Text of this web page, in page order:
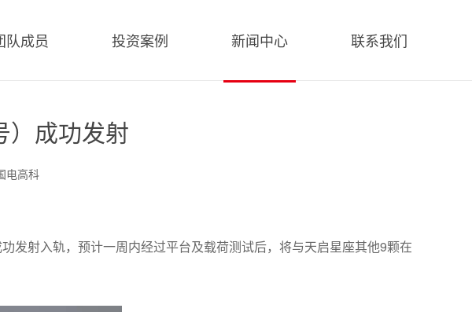
队成员 投资案例 新闻中心 联系我们
）成功发射
电高科
发射入轨，预计一周内经过平台及载荷测试后，将与天启星座其他9颗在